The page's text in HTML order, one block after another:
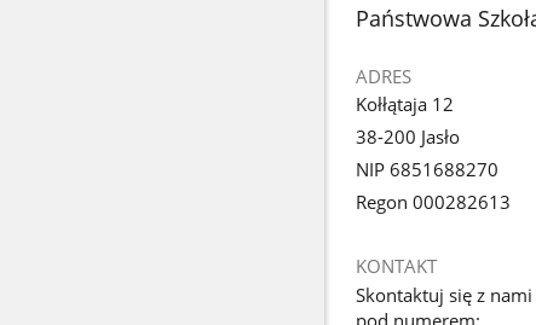
galerii.
stopka
Państwowa
ADRES
Kołłątaja 12
38-200 Jasło
NIP 6851688270
Regon 000282613
KONTAKT
Skontaktuj się z nami
pod numerem: